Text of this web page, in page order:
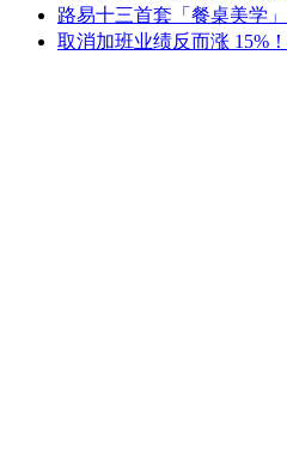
路易十三首套「餐桌美学
取消加班业绩反而涨 15%